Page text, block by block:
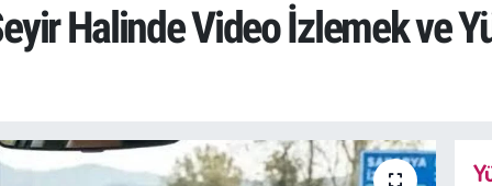
Halinde Video İzlemek ve